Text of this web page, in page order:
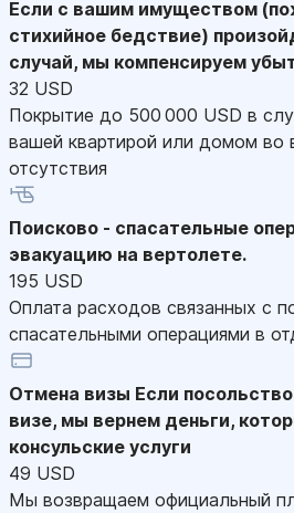
Если с вашим имуществом
стихийное бедствие)
случай, мы компенсируем
32 USD
Покрытие до 500 000 USD в
вашей квартирой или домом во
отсутствия
Поисково - спасательные
эвакуацию на вертолете.
195 USD
Оплата расходов связанных с
спасательными операциями в
Отмена визы Если
визе, мы вернем деньги,
консульские услуги
49 USD
Мы возвращаем официальный